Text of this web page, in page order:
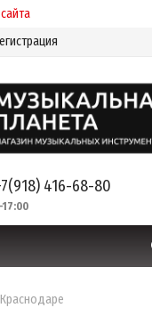
416-68-80